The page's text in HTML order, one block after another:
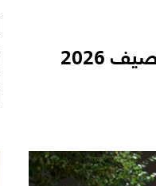
عرض مجموعة ربيع وصيف 2026